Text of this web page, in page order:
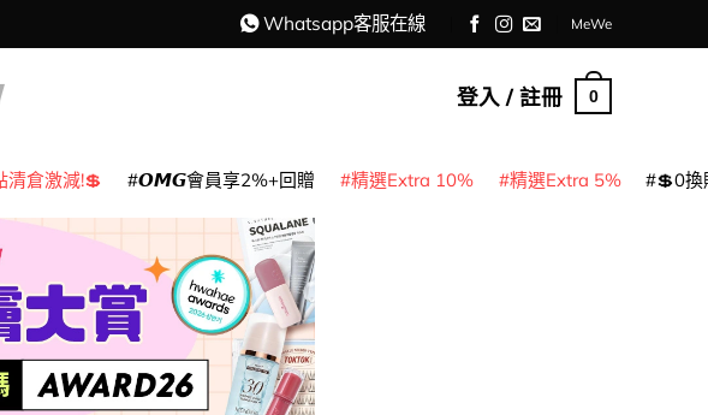
Whatsapp客服在線 MeWe
登入 / 註冊 0
清倉激減!💲 𝙊𝙈𝙂會員享2%+回贈 精選Extra 10% 精選Extra 5% 💲0換